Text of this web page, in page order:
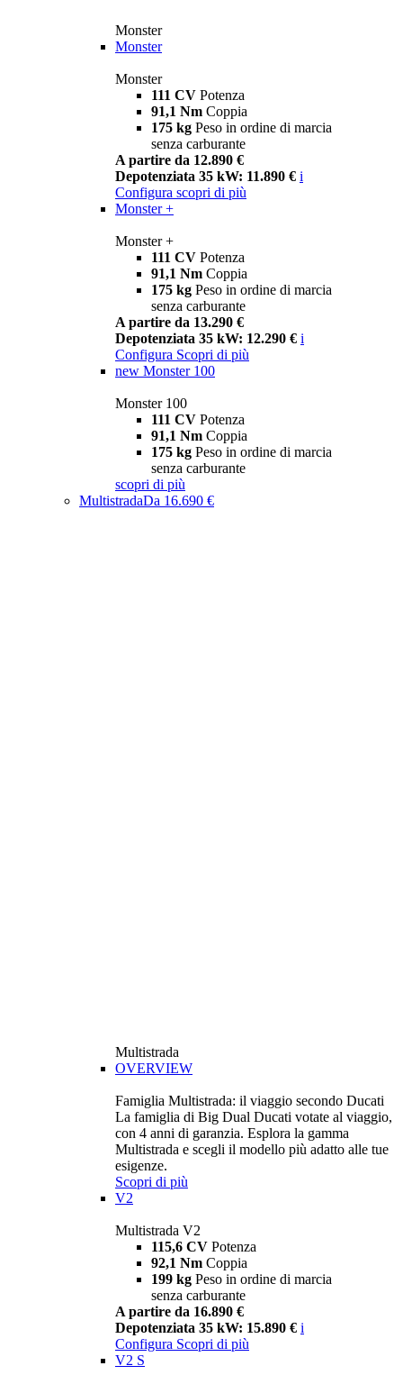
Monster
Monster
Monster
111 CV Potenza
91,1 Nm Coppia
175 kg Peso in ordine di marcia
senza carburante
A partire da 12.890 €
Depotenziata 35 kW: 11.890 € i
Configura scopri di più
Monster +
Monster +
111 CV Potenza
91,1 Nm Coppia
175 kg Peso in ordine di marcia
senza carburante
A partire da 13.290 €
Depotenziata 35 kW: 12.290 € i
Configura Scopri di più
new Monster 100
Monster 100
111 CV Potenza
91,1 Nm Coppia
175 kg Peso in ordine di marcia
senza carburante
scopri di più
MultistradaDa 16.690 €
Multistrada
OVERVIEW
Famiglia Multistrada: il viaggio secondo Ducati
La famiglia di Big Dual Ducati votate al viaggio,
con 4 anni di garanzia. Esplora la gamma
Multistrada e scegli il modello più adatto alle tue
esigenze.
Scopri di più
V2
Multistrada V2
115,6 CV Potenza
92,1 Nm Coppia
199 kg Peso in ordine di marcia
senza carburante
A partire da 16.890 €
Depotenziata 35 kW: 15.890 € i
Configura Scopri di più
V2 S